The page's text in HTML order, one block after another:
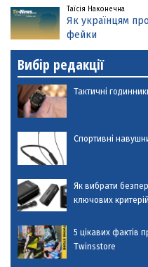
Таїсія Наконечна
Як українцям
фейки
Вибір редакції
Тактичні
Спортивні
Як вибрати
ключових критерій
5 цікавих фактів
Twinsstore